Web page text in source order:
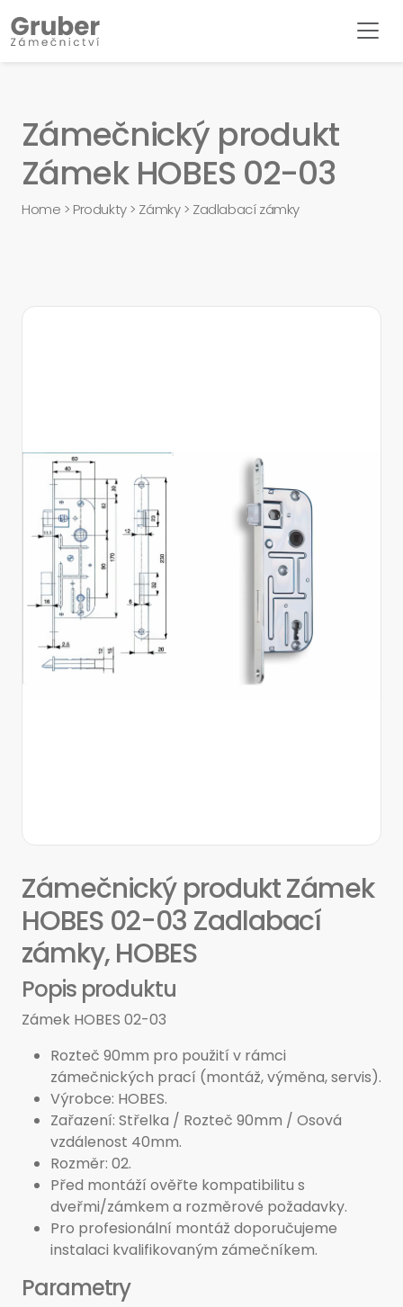
Zámečnický produkt
Zámek HOBES 02-03
Home > Produkty> Zámky> Zadlabací zámky
Zámečnický produkt Zámek
HOBES 02-03 Zadlabací
zámky, HOBES
Popis produktu
Zámek HOBES 02-03
Rozteč 90mm pro použití v rámci
zámečnických prací (montáž, výměna, servis).
Výrobce: HOBES.
Zařazení: Střelka / Rozteč 90mm / Osová
vzdálenost 40mm.
Rozměr: 02.
Před montáží ověřte kompatibilitu s
dveřmi/zámkem a rozměrové požadavky.
Pro profesionální montáž doporučujeme
instalaci kvalifikovaným zámečníkem.
Parametry